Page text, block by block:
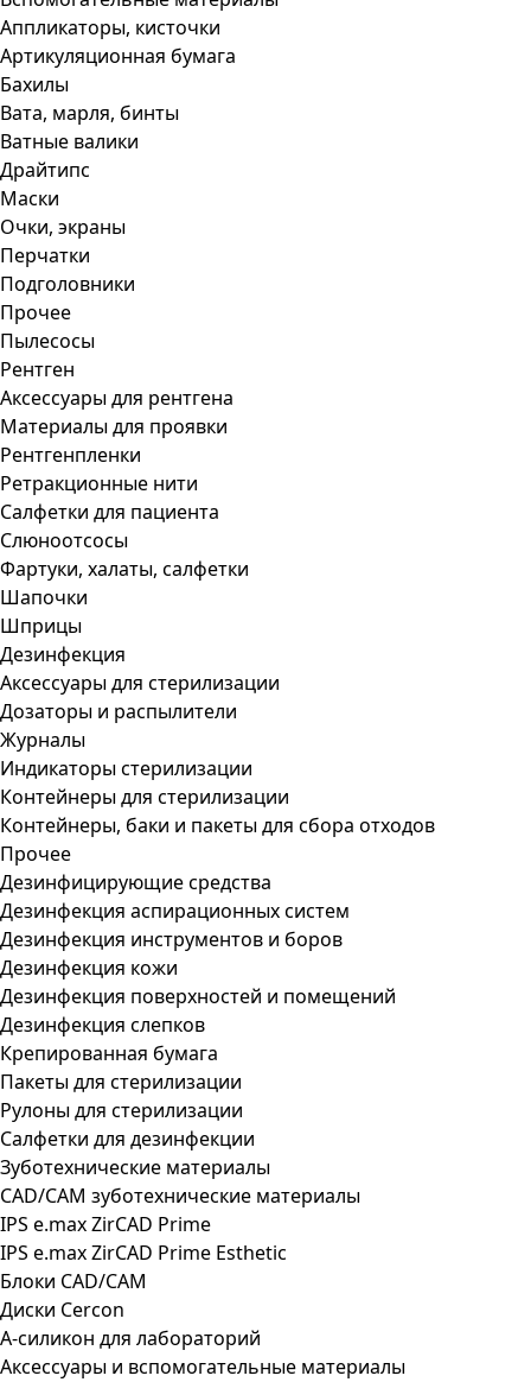
Аппликаторы, кисточки
Артикуляционная бумага
Бахилы
Вата, марля, бинты
Ватные валики
Драйтипс
Маски
Очки, экраны
Перчатки
Подголовники
Прочее
Пылесосы
Рентген
Аксессуары для рентгена
Материалы для проявки
Рентгенпленки
Ретракционные нити
Салфетки для пациента
Слюноотсосы
Фартуки, халаты, салфетки
Шапочки
Шприцы
Дезинфекция
Аксессуары для стерилизации
Дозаторы и распылители
Журналы
Индикаторы стерилизации
Контейнеры для стерилизации
Контейнеры, баки и пакеты для сбора отходов
Прочее
Дезинфицирующие средства
Дезинфекция аспирационных систем
Дезинфекция инструментов и боров
Дезинфекция кожи
Дезинфекция поверхностей и помещений
Дезинфекция слепков
Крепированная бумага
Пакеты для стерилизации
Рулоны для стерилизации
Салфетки для дезинфекции
Зуботехнические материалы
CAD/CAM зуботехнические материалы
IPS e.max ZirCAD Prime
IPS e.max ZirCAD Prime Esthetic
Блоки CAD/CAM
Диски Cercon
А-силикон для лабораторий
Аксессуары и вспомогательные материалы